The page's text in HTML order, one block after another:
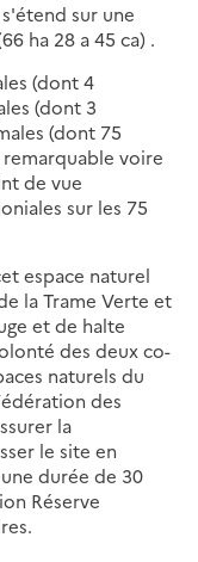
sur une
ha 28 a 45 ca) .
(dont 4
(dont 3
(dont 75
voire
de vue
sur les 75
espace naturel
la Trame Verte et
et de halte
des deux co-
naturels du
des
la
le site en
durée de 30
Réserve